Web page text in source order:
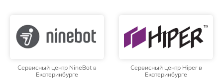
Сервисный центр NineBot в
Екатеринбурге
Сервисный центр Hiper в
Екатеринбурге